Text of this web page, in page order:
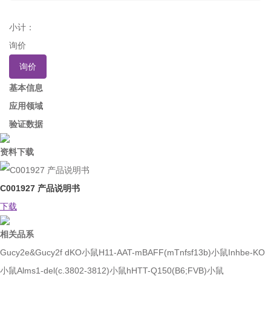
小计：
询价
询价
基本信息
应用领域
验证数据
资料下载
C001927 产品说明书
下载
相关品系
Gucy2e&Gucy2f dKO小鼠H11-AAT-mBAFF(mTnfsf13b)小鼠Inhbe-KO
小鼠Alms1-del(c.3802-3812)小鼠hHTT-Q150(B6;FVB)小鼠